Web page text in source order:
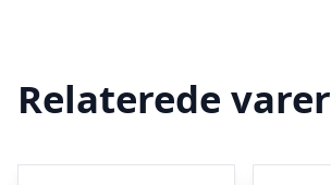
Relaterede varer